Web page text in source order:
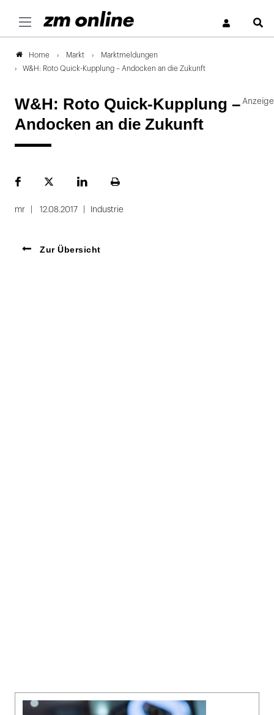
Home Markt
Marktmeldungen
W&H: Roto Quick-Kupplung – Andocken an die Zukunft
W&H: Roto Quick-Kupplung –
Andocken an die Zukunft
FacebookPlattformLinekdInSeite
mr 12.08.2017 Industrie
Zur Übersicht